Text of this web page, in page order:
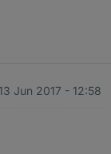
Jun 2017 - 12:58